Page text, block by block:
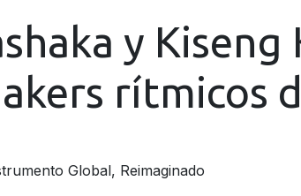
y Kiseng
rítmicos
Global, Reimaginado